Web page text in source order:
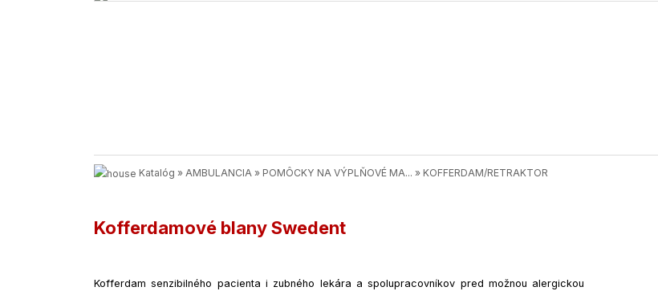
Katalóg » AMBULANCIA » POMÔCKY NA VÝPLŇOVÉ MA... » KOFFERDAM/RETRAKTOR
Kofferdamové blany Swedent
Kofferdam senzibilného pacienta i zubného lekára a spolupracovníkov pred možnou alergickou